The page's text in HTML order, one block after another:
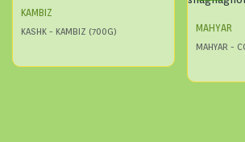
KAMBIZ
KASHK - KAMBIZ (700G) MAHYAR
MAHYAR -